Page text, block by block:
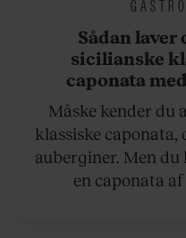
GASTRO
Sådan laver
sicilianske
caponata
Måske kender du
klassiske caponata,
auberginer. Men du
en caponata